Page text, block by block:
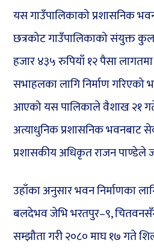
यस गाउँपालिकाको प्रशासनिक
छत्रकोट गाउँपालिकाको संयुक्त
हजार ४३५ रुपियाँ १२ पैसा लागतमा
सभाहलका लागि निर्माण गरिएको
आएको यस पालिकाले वैशाख २१
अत्याधुनिक प्रशासनिक भवनबाट
प्रशासकीय अधिकृत राजन पाण्डेले
उहाँका अनुसार भवन निर्माणका
बलदेभव जेभि भरतपुर–९,
सम्झौता गरी २०८० माघ १७ गते